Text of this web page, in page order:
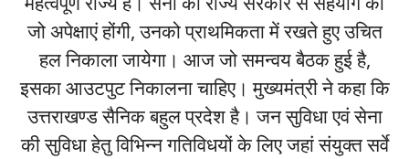
जो अपेक्षाएं होंगी, उनको प्राथमिकता में रखते हुए उचित
हल निकाला जायेगा। आज जो समन्वय बैठक हुई है,
इसका आउटपुट निकालना चाहिए। मुख्यमंत्री ने कहा कि
उत्तराखण्ड सैनिक बहुल प्रदेश है। जन सुविधा एवं सेना
की सुविधा हेतु विभिन्न गतिविधयों के लिए जहां संयुक्त सर्वे